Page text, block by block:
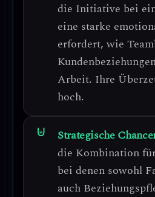
die Initiative bei
eine starke
erfordert, wie
Arbeit. Ihre
hoch.
Strategische
die Kombination
bei denen sowohl
auch